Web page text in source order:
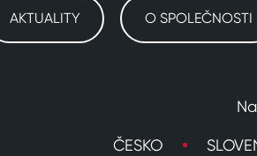
AKTUALITY O SPOLEČNOSTI
ČESKO